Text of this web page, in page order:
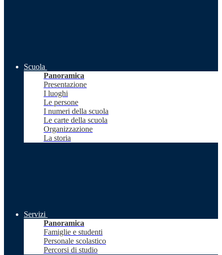
Scuola
Panoramica
Presentazione
I luoghi
Le persone
I numeri della scuola
Le carte della scuola
Organizzazione
La storia
Servizi
Panoramica
Famiglie e studenti
Personale scolastico
Percorsi di studio